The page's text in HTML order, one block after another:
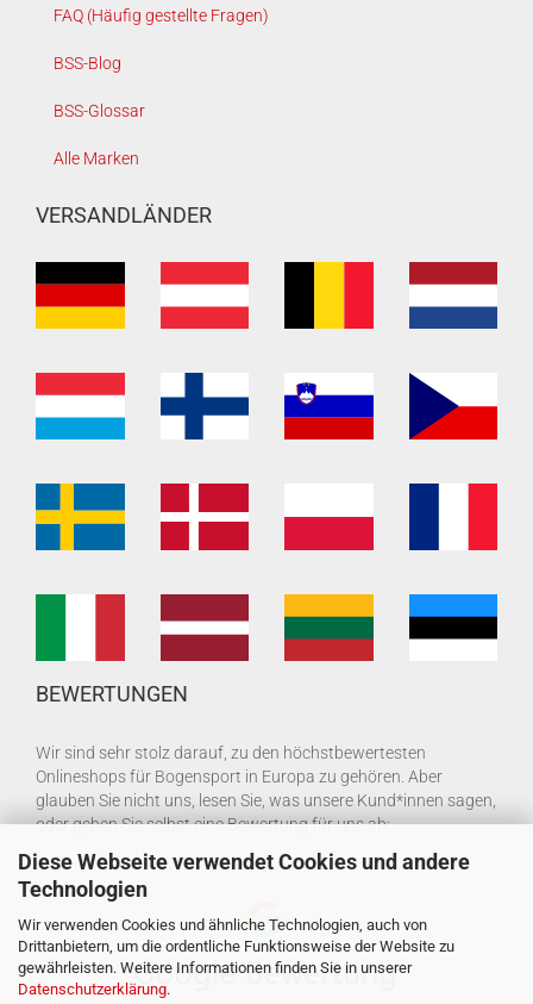
Diese Webseite verwendet Cookies und andere
Technologien
Wir verwenden Cookies und ähnliche Technologien, auch von
Drittanbietern, um die ordentliche Funktionsweise der Website zu
gewährleisten. Weitere Informationen finden Sie in unserer
Datenschutzerklärung.
FAQ (Häufig gestellte Fragen)
BSS-Blog
BSS-Glossar
Alle Marken
VERSANDLÄNDER
BEWERTUNGEN
Wir sind sehr stolz darauf, zu den höchstbewertesten
Onlineshops für Bogensport in Europa zu gehören. Aber
glauben Sie nicht uns, lesen Sie, was unsere Kund*innen sagen,
oder geben Sie selbst eine Bewertung für uns ab: